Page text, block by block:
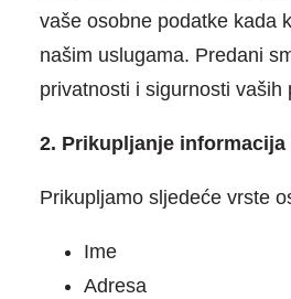
vaše osobne podatke kada
našim uslugama. Predani
privatnosti i sigurnosti vaših
2. Prikupljanje informacija
Prikupljamo sljedeće vrste
Ime
Adresa